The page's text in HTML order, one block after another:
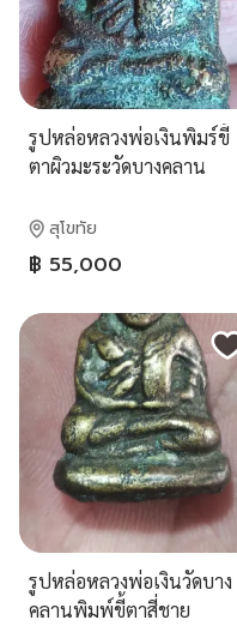
รูปหล่อหลวงพ่อเงินพิมร์ขี้
ตาผิวมะระวัดบางคลาน
สุโขทัย
฿ 55,000
รูปหล่อหลวงพ่อเงินวัดบาง
คลานพิมพ์ขี้ตาสี่ชาย